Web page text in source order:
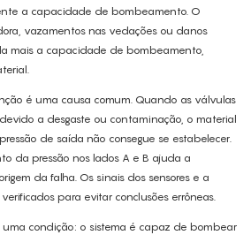
a capacidade de bombeamento. O
vazamentos nas vedações ou danos
mais a capacidade de bombeamento,
é uma causa comum. Quando as válvulas
a desgaste ou contaminação, o material
de saída não consegue se estabelecer.
da pressão nos lados A e B ajuda a
da falha. Os sinais dos sensores e a
para evitar conclusões errôneas.
uma condição: o sistema é capaz de bombear